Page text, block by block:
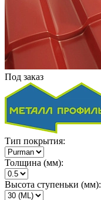
Под заказ
Тип покрытия:
Толщина (мм):
Высота ступеньки (мм):